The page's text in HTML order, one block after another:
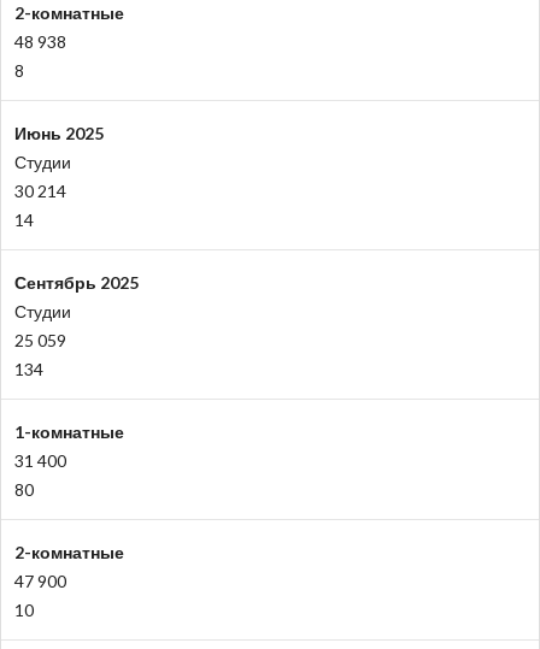
2-комнатные
48 938
8
Июнь 2025
Студии
30 214
14
Сентябрь 2025
Студии
25 059
134
1-комнатные
31 400
80
2-комнатные
47 900
10